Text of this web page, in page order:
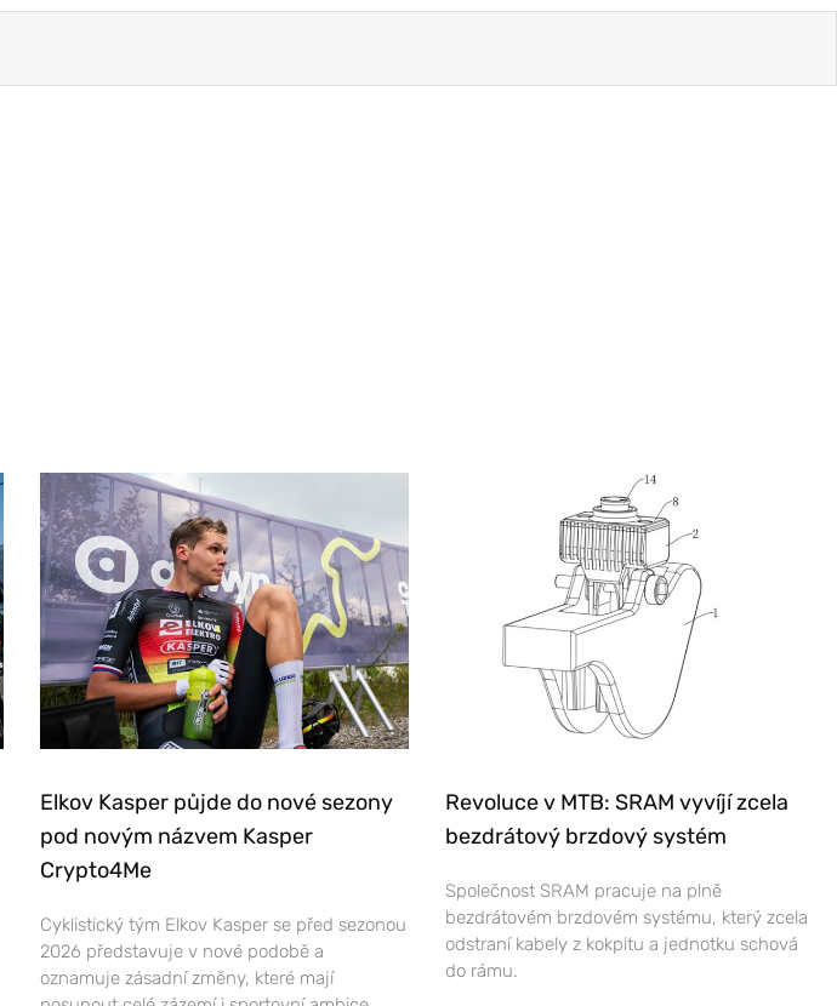
Elkov Kasper půjde do nové sezony
pod novým názvem Kasper
Crypto4Me
Cyklistický tým Elkov Kasper se před sezonou
2026 představuje v nové podobě a
oznamuje zásadní změny, které mají
Revoluce v MTB: SRAM vyvíjí zcela
bezdrátový brzdový systém
Společnost SRAM pracuje na plně
bezdrátovém brzdovém systému, který zcela
odstraní kabely z kokpitu a jednotku schová
do rámu.